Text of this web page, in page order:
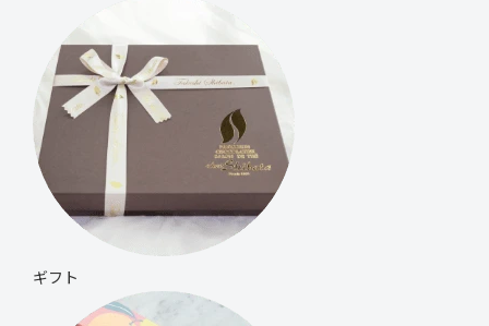
ギフト